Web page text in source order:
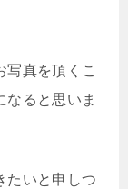
写真を頂くこ
なると思いま
たいと申しつ